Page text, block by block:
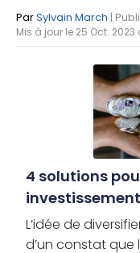
ParSylvain March |
Mis à jour le 25 Oct. 2023
4 solutions
L’idée de
d’un constat que